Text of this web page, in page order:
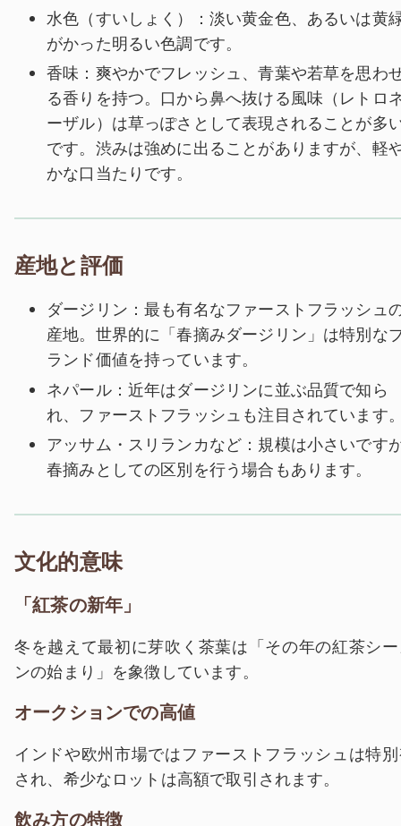
水色（すいしょく）：淡い黄金色、あるいは黄
がかった明るい色調です。
香味：爽やかでフレッシュ、青葉や若草を思わ
る香りを持つ。口から鼻へ抜ける風味（レトロ
ーザル）は草っぽさとして表現されることが多
です。渋みは強めに出ることがありますが、軽
かな口当たりです。
産地と評価
ダージリン：最も有名なファーストフラッシュ
産地。世界的に「春摘みダージリン」は特別な
ランド価値を持っています。
ネパール：近年はダージリンに並ぶ品質で知ら
れ、ファーストフラッシュも注目されています
アッサム・スリランカなど：規模は小さいです
春摘みとしての区別を行う場合もあります。
文化的意味
「紅茶の新年」
冬を越えて最初に芽吹く茶葉は「その年の紅茶シ
ンの始まり」を象徴しています。
オークションでの高値
インドや欧州市場ではファーストフラッシュは特
され、希少なロットは高額で取引されます。
飲み方の特徴